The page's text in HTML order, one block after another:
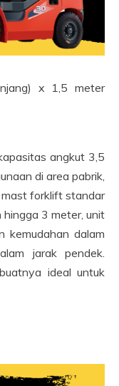
x 1,5 meter
angkut 3,5
di area pabrik,
mast forklift standar
3 meter, unit
kemudahan dalam
jarak pendek.
ideal untuk